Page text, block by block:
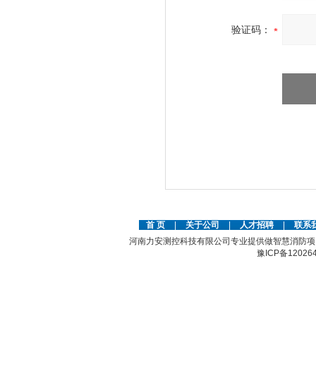
验证码：
首 页 关于公司 人才招聘
联系
河南力安测控科技有限公司专业提供做智慧消防
豫ICP备